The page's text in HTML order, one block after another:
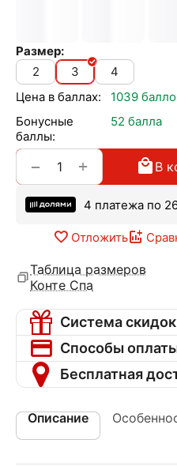
Размер:
2
3
4
Цена в баллах:
1039
Бонусные
баллы:
52 балла
+
− В
4 платежа по
Отложить
Таблица размеров
Конте Спа
Система скидок
Способы
Бесплатная
Описание